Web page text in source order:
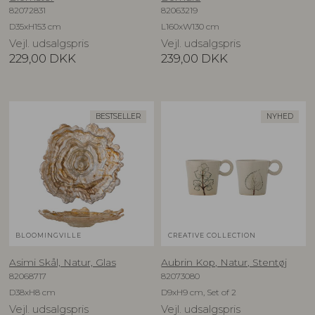
82072831
D35xH153 cm
Vejl. udsalgspris
229,00 DKK
82063219
L160xW130 cm
Vejl. udsalgspris
239,00 DKK
BESTSELLER
BLOOMINGVILLE
Asimi Skål, Natur, Glas
82068717
D38xH8 cm
Vejl. udsalgspris
NYHED
CREATIVE COLLECTION
Aubrin Kop, Natur, Stentøj
82073080
D9xH9 cm, Set of 2
Vejl. udsalgspris